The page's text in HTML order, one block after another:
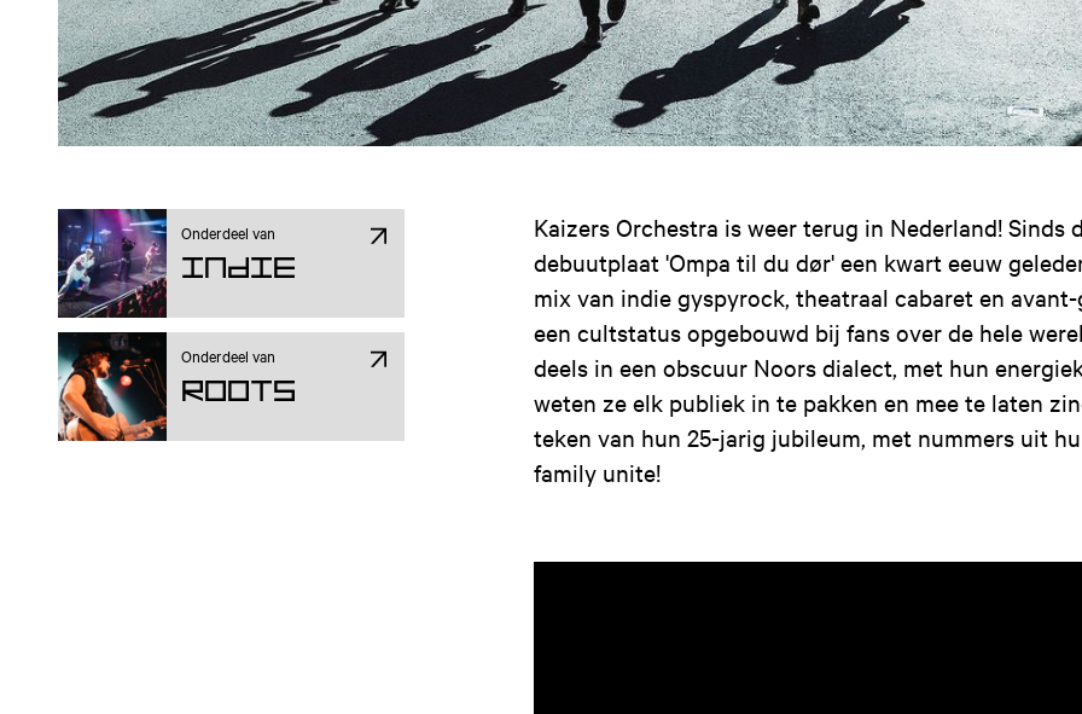
Onderdeel van
Indie
Onderdeel van
ROOTS
Kaizers Orchestra is weer terug in Nederland! Sinds
debuutplaat 'Ompa til du dør' een kwart eeuw
mix van indie gyspyrock, theatraal cabaret en
een cultstatus opgebouwd bij fans over de hele
deels in een obscuur Noors dialect, met hun
weten ze elk publiek in te pakken en mee te laten
teken van hun 25-jarig jubileum, met nummers uit
family unite!